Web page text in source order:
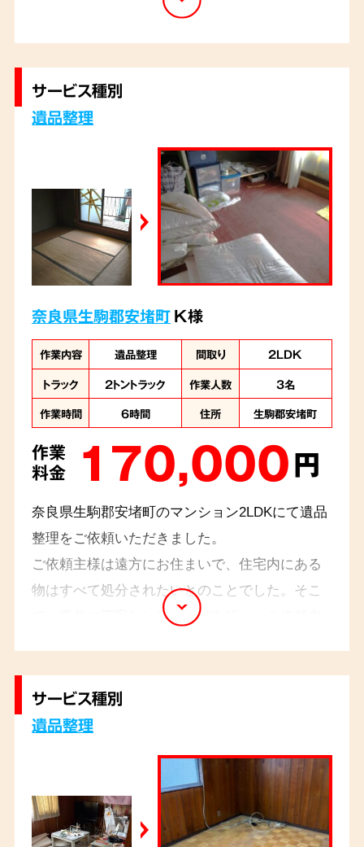
の搬出作業がメインになりました。運びやすい
場所にまとめておられましたのでスムーズに搬
出作業を終えることができ、2時間程で完了致し
ました。
サービス種別
遺品整理
奈良県生駒郡安堵町K様
作業内容 遺品整理 間取り
2LDK
トラック
2トントラック 作業人数
3名
作業時間
6時間 住所 生駒郡安堵町
作業
料金
170,000円
奈良県生駒郡安堵町のマンション2LDKにて遺品
整理をご依頼いただきました。
ご依頼主様は遠方にお住まいで、住宅内にある
物はすべて処分されたいとのことでした。そこ
で、事前に丁寧なヒアリングを行い、ご依頼主
でしたが、ご依頼主様には、作業前後のご報
告、お写真でのご確認など、こまめにご連絡を
サービス種別
遺品整理